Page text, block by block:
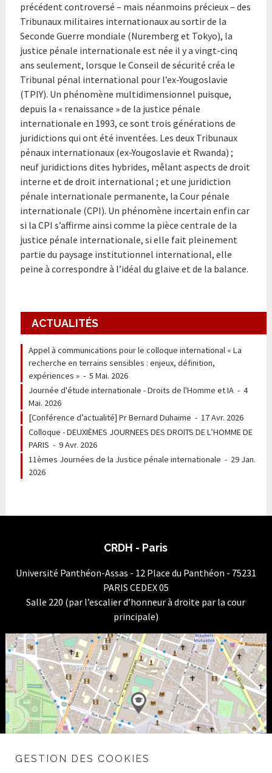
précédent controversé – mais néanmoins précieux – des
Tribunaux militaires internationaux au sortir de la
Seconde Guerre mondiale (Nuremberg et Tokyo), la
justice pénale internationale est née il y a vingt-cinq
ans seulement, lorsque le Conseil de sécurité créa le
Tribunal pénal international pour l’ex-Yougoslavie
(TPIY). Un phénomène multidimensionnel puisque,
depuis la « renaissance » de la justice pénale
internationale en 1993, ce sont trois générations de
juridictions qui ont été inventées. Les deux Tribunaux
pénaux internationaux (ex-Yougoslavie et Rwanda) ;
neuf juridictions dites hybrides, mêlant aspects de droit
interne et de droit international ; et une juridiction
pénale internationale permanente, la Cour pénale
internationale (CPI). Un phénomène incertain enfin car
si la CPI s’affirme ainsi comme la pièce centrale de la
justice pénale internationale, si elle fait pleinement
partie du paysage institutionnel international, elle
peine à correspondre à l’idéal du glaive et de la balance.
ACTUALITÉS
Appel à communications pour le colloque international « La
recherche en terrains sensibles : enjeux, définition,
expériences »- 5 Mai. 2026
Journée d'étude internationale - Droits de l'Homme et IA- 4
Mai. 2026
[Conférence d’actualité] Pr Bernard Duhaime - 17 Avr. 2026
Colloque - DEUXIÈMES JOURNEES DES DROITS DE L’HOMME DE
PARIS - 9 Avr. 2026
11èmes Journées de la Justice pénale internationale - 29 Jan.
2026
CRDH - Paris
Université Panthéon-Assas - 12 Place du Panthéon - 75231
PARIS CEDEX 05
Salle 220 (par l’escalier d’honneur à droite par la cour
principale)
GESTION DES COOKIES